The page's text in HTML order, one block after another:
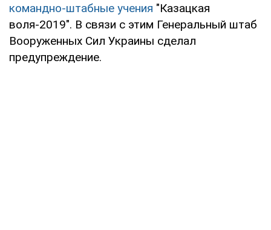
командно-штабные учения "Казацкая
воля-2019". В связи с этим Генеральный штаб
Вооруженных Сил Украины сделал
предупреждение.